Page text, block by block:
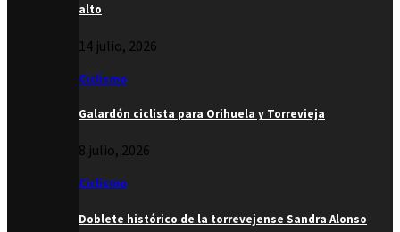
alto
14 julio, 2026
Ciclismo
Galardón ciclista para Orihuela y Torrevieja
8 julio, 2026
Ciclismo
Doblete histórico de la torrevejense Sandra Alonso